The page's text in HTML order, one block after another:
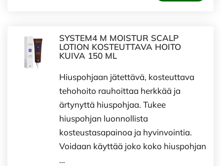
SYSTEM4 M MOISTUR SCALP
LOTION KOSTEUTTAVA HOITO
KUIVA 150 ML
Hiuspohjaan jätettävä, kosteuttava
tehohoito rauhoittaa herkkää ja
ärtynyttä hiuspohjaa. Tukee
hiuspohjan luonnollista
kosteustasapainoa ja hyvinvointia.
Voidaan käyttää joko koko hiuspohjan
…